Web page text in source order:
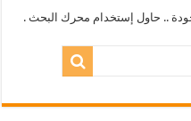
.. حاول إستخدام محرك البحث .